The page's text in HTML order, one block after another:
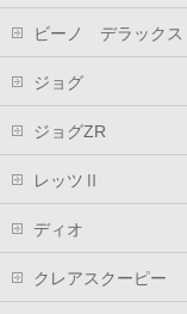
ビーノ デラックス
ジョグ
ジョグZR
レッツⅡ
ディオ
クレアスクーピー